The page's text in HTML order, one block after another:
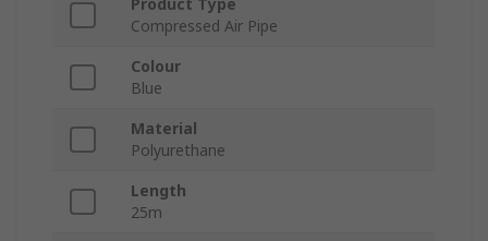
Product Type
Compressed Air Pipe
Colour
Blue
Material
Polyurethane
Length
25m